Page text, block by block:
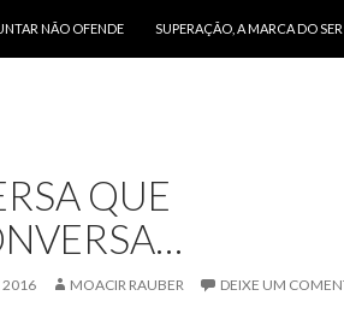
NÃO OFENDE SUPERAÇÃO, A MARCA DO
QUE
2016 MOACIR RAUBER DEIXE UM